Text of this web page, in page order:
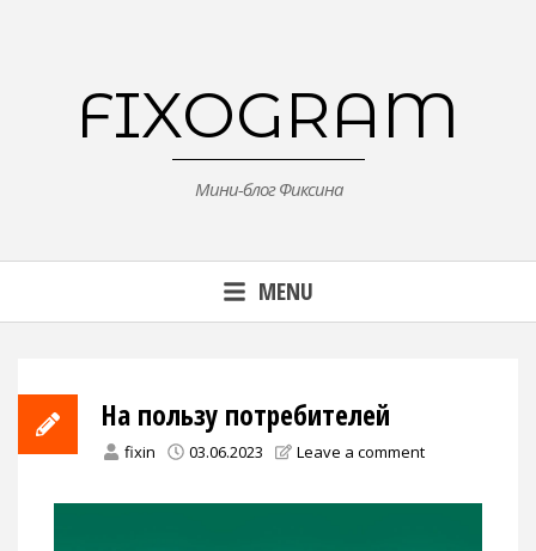
FIXOGRAM
Мини-блог Фиксина
MENU
На пользу потребителей
fixin 03.06.2023 Leave a comment